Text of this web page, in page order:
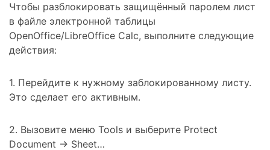
Чтобы разблокировать защищённый паролем лист
в файле электронной таблицы
OpenOffice/LibreOffice Calc, выполните следующие
действия:
1. Перейдите к нужному заблокированному листу.
Это сделает его активным.
2. Вызовите меню Tools и выберите Protect
Document → Sheet…